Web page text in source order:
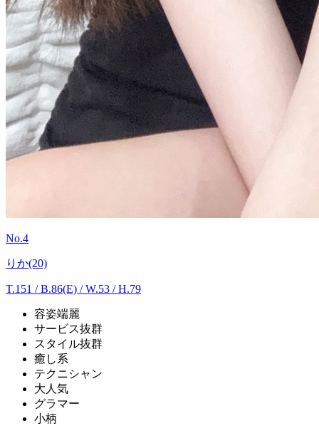
No.4
りか(20)
T.151 /B.86(E) / W.53 / H.79
容姿端麗
サービス抜群
スタイル抜群
癒し系
テクニシャン
大人気
グラマー
小柄